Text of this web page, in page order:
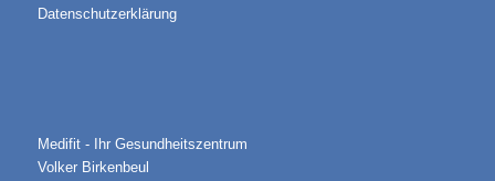
Datenschutzerklärung
Medifit - Ihr Gesundheitszentrum
Volker Birkenbeul